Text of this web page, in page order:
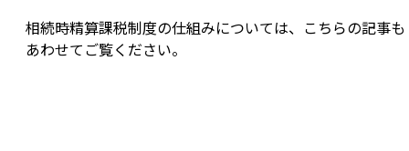
相続時精算課税制度の仕組みについては、こちらの記事も
あわせてご覧ください。